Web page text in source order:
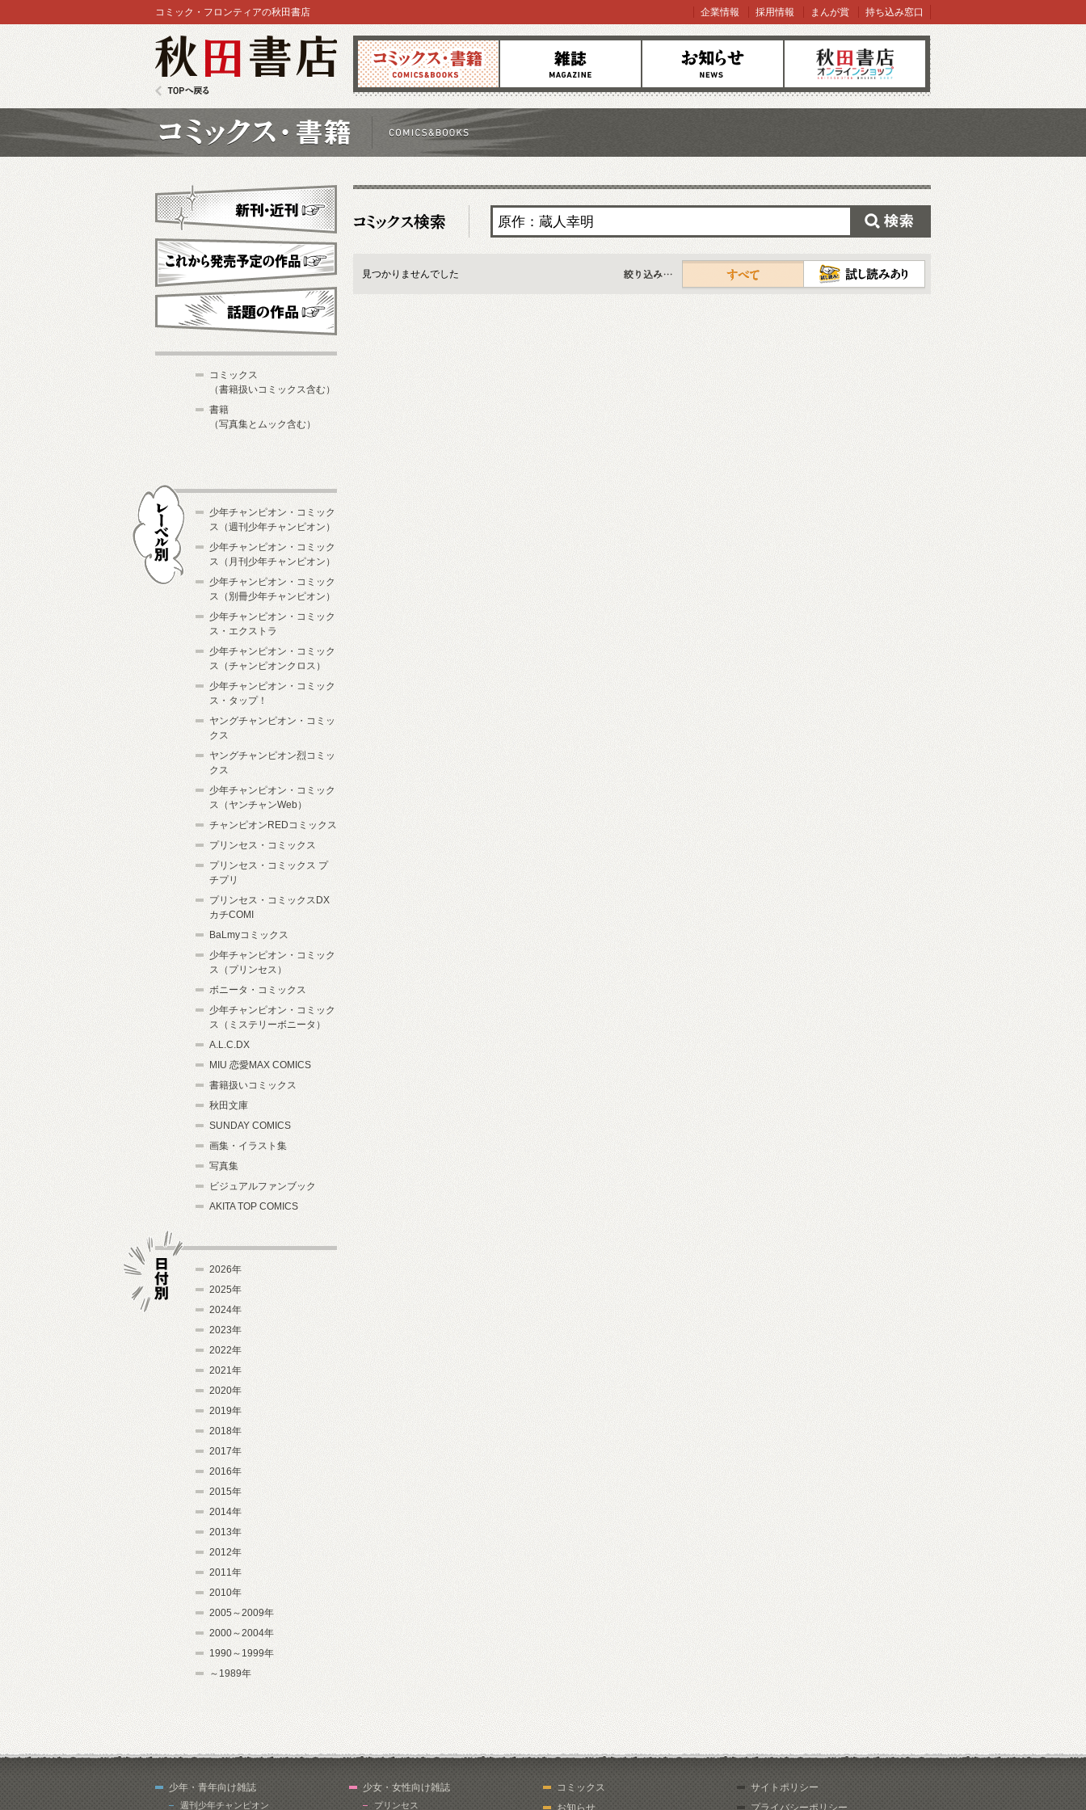
コミックス 雑誌 お知らせ オンラインショップ
コミック・フロンティアの秋田書店 企業情報 採用情報 まんが賞 持ち込み窓口
見つかりませんでした
すべて
新刊・近刊
これから発売予定
コミックス
（書籍扱いコミックス含む）
書籍
（写真集とムック含む）
少年チャンピオン・コミック
ス（週刊少年チャンピオン）
少年チャンピオン・コミック
ス（月刊少年チャンピオン）
少年チャンピオン・コミック
ス（別冊少年チャンピオン）
少年チャンピオン・コミック
ス・エクストラ
少年チャンピオン・コミック
ス（チャンピオンクロス）
少年チャンピオン・コミック
ス・タップ！
ヤングチャンピオン・コミッ
クス
ヤングチャンピオン烈コミッ
クス
少年チャンピオン・コミック
ス（ヤンチャンWeb）
チャンピオンREDコミックス
プリンセス・コミックス
プリンセス・コミックス プ
チプリ
プリンセス・コミックスDX
カチCOMI
BaLmyコミックス
少年チャンピオン・コミック
ス（プリンセス）
ボニータ・コミックス
少年チャンピオン・コミック
ス（ミステリーボニータ）
A.L.C.DX
MIU 恋愛MAX COMICS
書籍扱いコミックス
秋田文庫
SUNDAY COMICS
画集・イラスト集
写真集
ビジュアルファンブック
AKITA TOP COMICS
2026年
2025年
2024年
2023年
2022年
2021年
2020年
2019年
2018年
2017年
2016年
2015年
2014年
2013年
2012年
2011年
2010年
2005～2009年
2000～2004年
1990～1999年
～1989年
少年・青年向け雑誌
週刊少年チャンピオン
少女・女性向け雑誌
プリンセス
コミックス
お知らせ
サイトポリシー
プライバシーポリシー